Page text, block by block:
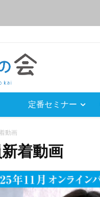
定番セミナー
動画
着動画